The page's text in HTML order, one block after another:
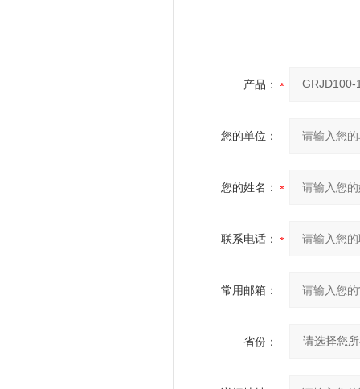
产品：
您的单位：
您的姓名：
联系电话：
常用邮箱：
省份：